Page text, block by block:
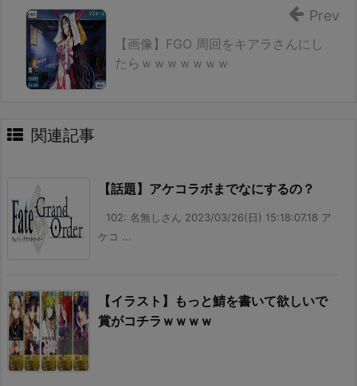
【画像】FGO 周回をキアラさんにし
たらｗｗｗｗｗｗｗ
Prev
関連記事
【話題】アケコラボまでなにするの？
102: 名無しさん 2023/03/26(日) 15:18:07.18 ア
ケコ ...
【イラスト】もっと鯖を書いて欲しいで
賞がコチラｗｗｗｗ